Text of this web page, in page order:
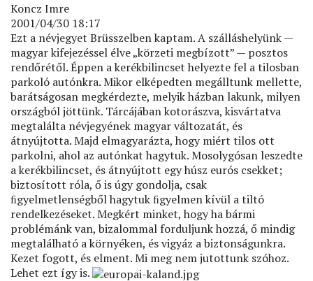
Koncz Imre
2001/04/30 18:17
Ezt a névjegyet Brüsszelben kaptam. A szálláshelyünk —
magyar kifejezéssel élve „körzeti megbízott” — posztos
rendőrétől. Éppen a kerékbilincset helyezte fel a tilosban
parkoló autónkra. Mikor elképedten megálltunk mellette,
barátságosan megkérdezte, melyik házban lakunk, milyen
országból jöttünk. Tárcájában kotorászva, kisvártatva
megtalálta névjegyének magyar változatát, és
átnyújtotta. Majd elmagyarázta, hogy miért tilos ott
parkolni, ahol az autónkat hagytuk. Mosolygósan leszedte
a kerékbilincset, és átnyújtott egy húsz eurós csekket;
biztosított róla, ő is úgy gondolja, csak
ﬁgyelmetlenségből hagytuk ﬁgyelmen kívül a tiltó
rendelkezéseket. Megkért minket, hogy ha bármi
problémánk van, bizalommal forduljunk hozzá, ő mindig
megtalálható a környéken, és vigyáz a biztonságunkra.
Kezet fogott, és elment. Mi meg nem jutottunk szóhoz.
Lehet ezt így is.